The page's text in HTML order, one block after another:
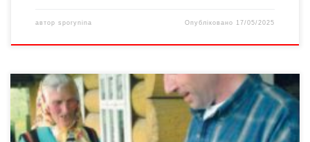
автор sporynina Опубліковано 17/05/2025
До Дня матері, Дня вишиванки і 90-ліття світлої пам’яті Марії
Миколаївни Шкрібляк Очільник Буковинського центру